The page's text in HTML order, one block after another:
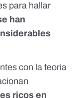
para hallar
han
con la teoría
ricos en